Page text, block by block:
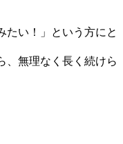
たい！」という方にと
、無理なく長く続けら